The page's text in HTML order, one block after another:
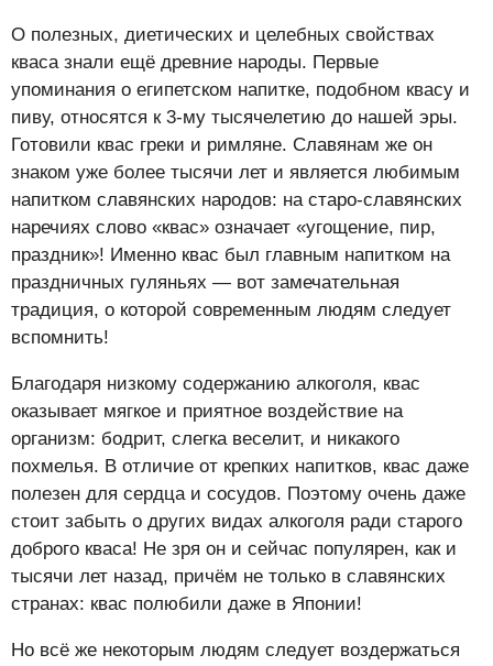
О полезных, диетических и целебных свойствах
кваса знали ещё древние народы. Первые
упоминания о египетском напитке, подобном квасу и
пиву, относятся к 3-му тысячелетию до нашей эры.
Готовили квас греки и римляне. Славянам же он
знаком уже более тысячи лет и является любимым
напитком славянских народов: на старо-славянских
наречиях слово «квас» означает «угощение, пир,
праздник»! Именно квас был главным напитком на
праздничных гуляньях — вот замечательная
традиция, о которой современным людям следует
вспомнить!
Благодаря низкому содержанию алкоголя, квас
оказывает мягкое и приятное воздействие на
организм: бодрит, слегка веселит, и никакого
похмелья. В отличие от крепких напитков, квас даже
полезен для сердца и сосудов. Поэтому очень даже
стоит забыть о других видах алкоголя ради старого
доброго кваса! Не зря он и сейчас популярен, как и
тысячи лет назад, причём не только в славянских
странах: квас полюбили даже в Японии!
Но всё же некоторым людям следует воздержаться